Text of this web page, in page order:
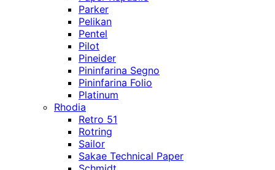
Parker
Pelikan
Pentel
Pilot
Pineider
Pininfarina Segno
Pininfarina Folio
Platinum
Rhodia
Retro 51
Rotring
Sailor
Sakae Technical Paper